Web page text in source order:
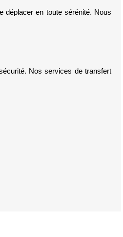
déplacer en toute sérénité. Nous
Nos services de transfert